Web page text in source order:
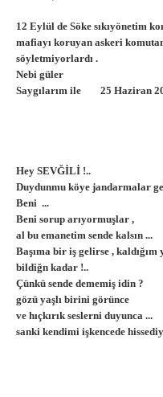
12 Eylül de Söke sıkıyönetim
mafiayı koruyan askeri
söyletmiyorlardı .
Nebi güler
Saygılarım ile 25 Haziran
Hey SEVĞİLİ !..
Duydunmu köye jandarmalar
Beni ...
Beni sorup arıyormuşlar ,
al bu emanetim sende kalsın ...
Başıma bir iş gelirse ,
bildiğn kadar !..
Çünkü sende dememiş idin ?
gözü yaşlı birini görünce
ve hıçkırık seslerni duyunca ...
sanki kendimi işkencede